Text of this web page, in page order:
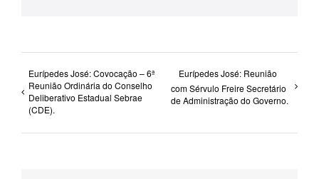
Eurípedes José: Covocação – 6ª
Reunião Ordinária do Conselho
Deliberativo Estadual Sebrae
(CDE).
Eurípedes José: Reunião
com Sérvulo Freire Secretário
de Administração do Governo.